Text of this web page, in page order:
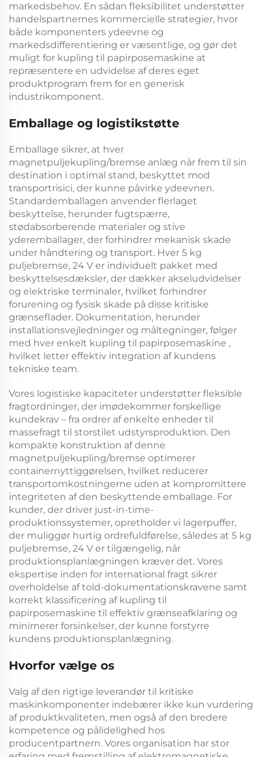
markedsbehov. En sådan fleksibilitet understøtter
handelspartnernes kommercielle strategier, hvor
både komponenters ydeevne og
markedsdifferentiering er væsentlige, og gør det
muligt for kupling til papirposemaskine at
repræsentere en udvidelse af deres eget
produktprogram frem for en generisk
industrikomponent.
Emballage og logistikstøtte
Emballage sikrer, at hver
magnetpuljekupling/bremse anlæg når frem til sin
destination i optimal stand, beskyttet mod
transportrisici, der kunne påvirke ydeevnen.
Standardemballagen anvender flerlaget
beskyttelse, herunder fugtspærre,
stødabsorberende materialer og stive
yderemballager, der forhindrer mekanisk skade
under håndtering og transport. Hver 5 kg
puljebremse, 24 V er individuelt pakket med
beskyttelsesdæksler, der dækker akseludvidelser
og elektriske terminaler, hvilket forhindrer
forurening og fysisk skade på disse kritiske
grænseflader. Dokumentation, herunder
installationsvejledninger og måltegninger, følger
med hver enkelt kupling til papirposemaskine ,
hvilket letter effektiv integration af kundens
tekniske team.
Vores logistiske kapaciteter understøtter fleksible
fragtordninger, der imødekommer forskellige
kundekrav – fra ordrer af enkelte enheder til
massefragt til storstilet udstyrsproduktion. Den
kompakte konstruktion af denne
magnetpuljekupling/bremse optimerer
containernyttiggørelsen, hvilket reducerer
transportomkostningerne uden at kompromittere
integriteten af den beskyttende emballage. For
kunder, der driver just-in-time-
produktionssystemer, opretholder vi lagerpuffer,
der muliggør hurtig ordrefuldførelse, således at 5 kg
puljebremse, 24 V er tilgængelig, når
produktionsplanlægningen kræver det. Vores
ekspertise inden for international fragt sikrer
overholdelse af told-dokumentationskravene samt
korrekt klassificering af kupling til
papirposemaskine til effektiv grænseafklaring og
minimerer forsinkelser, der kunne forstyrre
kundens produktionsplanlægning.
Hvorfor vælge os
Valg af den rigtige leverandør til kritiske
maskinkomponenter indebærer ikke kun vurdering
af produktkvaliteten, men også af den bredere
kompetence og pålidelighed hos
producentpartnern. Vores organisation har stor